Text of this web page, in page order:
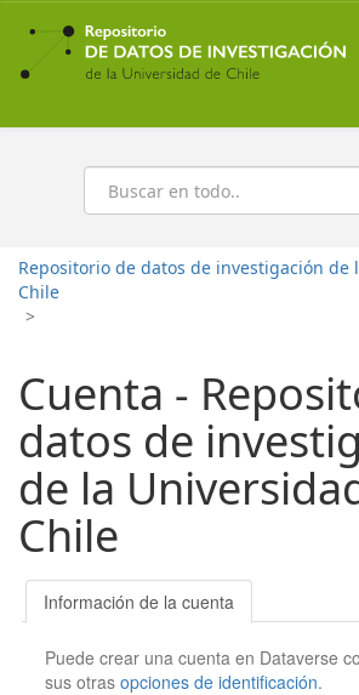
Ir
contenido
principal
Buscar
Repositorio de datos de investigación de
Chile
>
Cuenta -
datos de
de la
Chile
Información de la cuenta
Puede crear una cuenta en Dataverse
sus otrasopciones de identificación.